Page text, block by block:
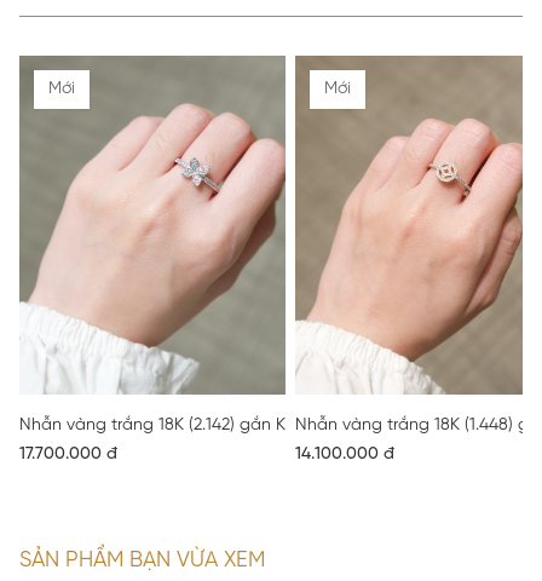
Mới
Nhẫn vàng trắng 18K (2.142) gắn Kim cương (0.288) 52
17.700.000 đ
Mới
Nhẫn vàng trắng 18K (1.448)
14.100.000 đ
SẢN PHẨM BẠN VỪA XEM